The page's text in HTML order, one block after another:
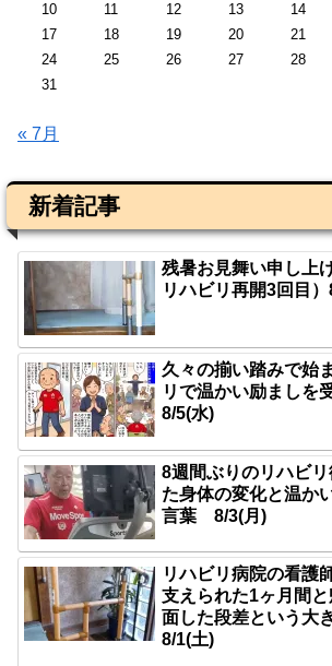
10
11 12 13 14
17
18 19 20 21
24
25 26 27 28
31
« 7月
新着記事
残暑お見舞い申し上
リハビリ再開3回目
久々の揃い踏みで始
リで温かい励ましを
8/5(水)
8週間ぶりのリハビ
た身体の変化と温か
言葉 8/3(月)
リハビリ病院の看護
支えられた1ヶ月間
面した段差という大
8/1(土)